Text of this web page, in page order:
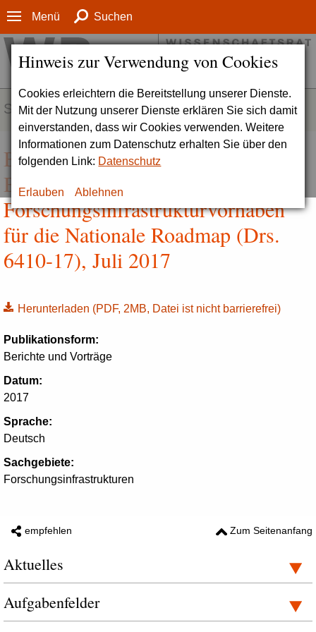
Hinweis zur Verwendung von Cookies
Cookies erleichtern die Bereitstellung unserer Dienste.
Mit der Nutzung unserer Dienste erklären Sie sich damit
einverstanden, dass wir Cookies verwenden. Weitere
Informationen zum Datenschutz erhalten Sie über den
folgenden Link: Datenschutz
Erlauben Ablehnen
Menü Suchen
SERVICE
Bericht zur wissenschaftsgeleiteten
Bewertung umfangreicher
Forschungsinfrastrukturvorhaben
für die Nationale Roadmap (Drs.
6410-17), Juli 2017
Herunterladen (PDF, 2MB, Datei ist nicht barrierefrei)
Publikationsform:
Berichte und Vorträge
Datum:
2017
Sprache:
Deutsch
Sachgebiete:
Forschungsinfrastrukturen
empfehlen Zum Seitenanfang
Aktuelles
Aufgabenfelder